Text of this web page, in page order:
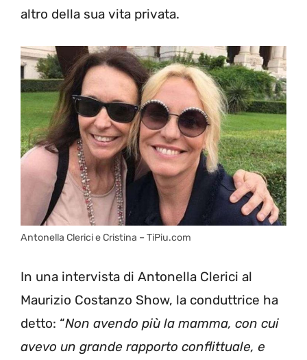
altro della sua vita privata.
Antonella Clerici e Cristina – TiPiu.com
In una intervista di Antonella Clerici al
Maurizio Costanzo Show, la conduttrice ha
detto: “Non avendo più la mamma, con cui
avevo un grande rapporto conflittuale, e